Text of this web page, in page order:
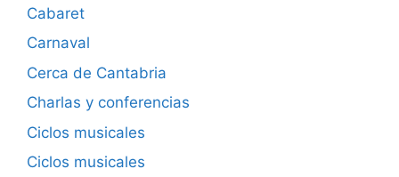
Cabaret
Carnaval
Cerca de Cantabria
Charlas y conferencias
Ciclos musicales
Ciclos musicales